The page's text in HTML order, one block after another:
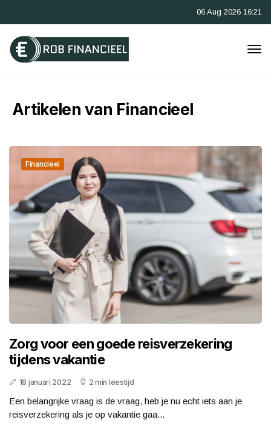
06 Aug 2026 16:21
Artikelen van Financieel
Financieel
Zorg voor een goede reisverzekering
tijdens vakantie
18 januari 2022 2 min leestijd
Een belangrijke vraag is de vraag, heb je nu echt iets aan je
reisverzekering als je op vakantie gaa...